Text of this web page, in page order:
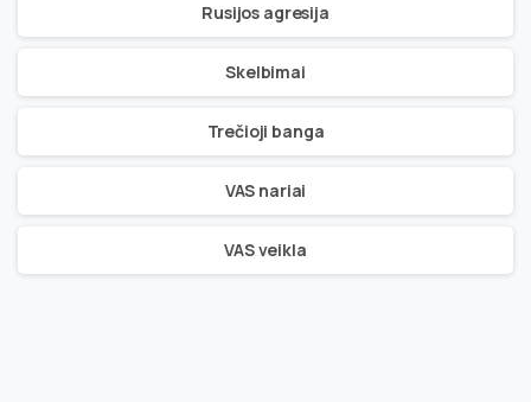
Rusijos agresija
Skelbimai
Trečioji banga
VAS nariai
VAS veikla